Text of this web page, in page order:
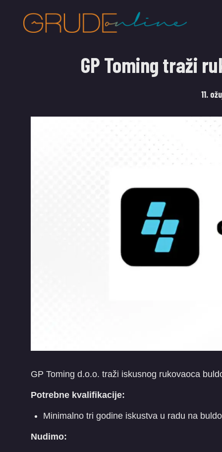
GP Toming traži
11.
GP Toming d.o.o. traži iskusnog rukovaoca
Potrebne kvalifikacije:
Minimalno tri godine iskustva u radu na
Nudimo: